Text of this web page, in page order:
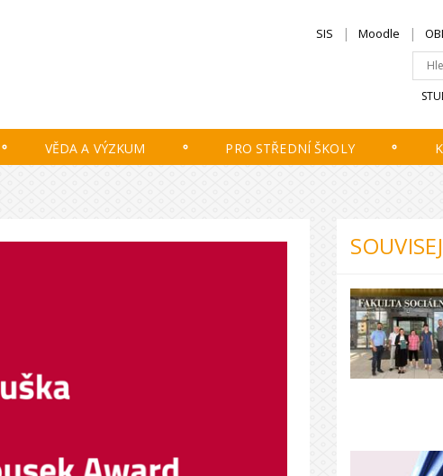
SIS Moodle
VĚDA A VÝZKUM PRO STŘEDNÍ ŠKOLY